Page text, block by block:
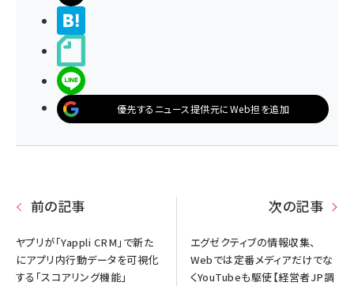
優先するニュース提供元にWeb担を追加
前の記事
ヤプリが「Yappli CRM」で新た
にアプリ内行動データを可視化
する「スコアリング機能」
次の記事
エグゼクティブの情報収集、
Webでは定番メディアだけでな
くYouTubeも駆使【経営者JP調